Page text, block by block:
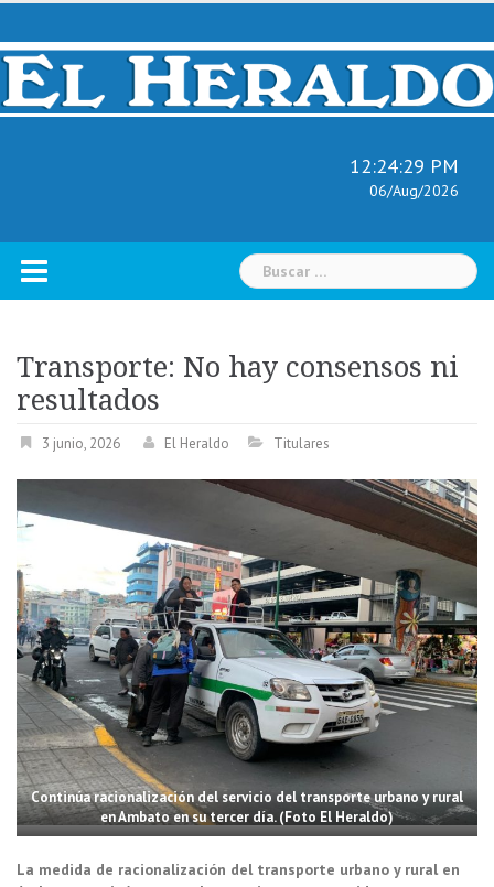
Skip
content
12:24:30 PM
06/Aug/2026
Buscar:
Transporte: No hay consensos ni
resultados
3 junio, 2026 El Heraldo Titulares
Continúa racionalización del servicio del transporte urbano y rural
en Ambato en su tercer día. (Foto El Heraldo)
La medida de racionalización del transporte urbano y rural en